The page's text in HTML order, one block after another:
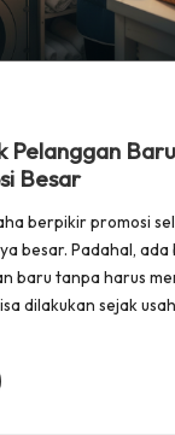
Pelanggan
Besar
berpikir promosi
besar. Padahal,
baru tanpa harus
dilakukan sejak